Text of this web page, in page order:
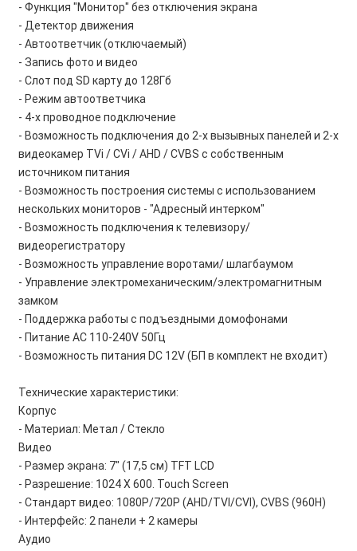
- Функция "Монитор" без отключения экрана
- Детектор движения
- Автоответчик (отключаемый)
- Запись фото и видео
- Слот под SD карту до 128Гб
- Режим автоответчика
- 4-х проводное подключение
- Возможность подключения до 2-х вызывных панелей и 2-х
видеокамер TVi / CVi / AHD / CVBS с собственным
источником питания
- Возможность построения системы с использованием
нескольких мониторов - "Адресный интерком"
- Возможность подключения к телевизору/
видеорегистратору
- Возможность управление воротами/ шлагбаумом
- Управление электромеханическим/электромагнитным
замком
- Поддержка работы с подъездными домофонами
- Питание AC 110-240V 50Гц
- Возможность питания DC 12V (БП в комплект не входит)
Технические характеристики:
Корпус
- Материал: Метал / Стекло
Видео
- Размер экрана: 7" (17,5 см) TFT LCD
- Разрешение: 1024 X 600. Touch Screen
- Стандарт видео: 1080P/720P (AHD/TVI/CVI), CVBS (960H)
- Интерфейс: 2 панели + 2 камеры
Аудио